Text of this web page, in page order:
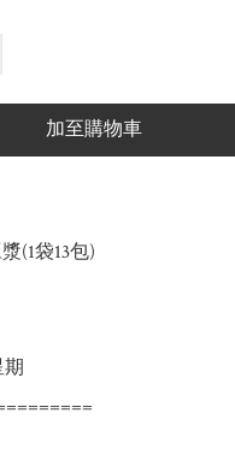
加至購物車
(1袋13包)